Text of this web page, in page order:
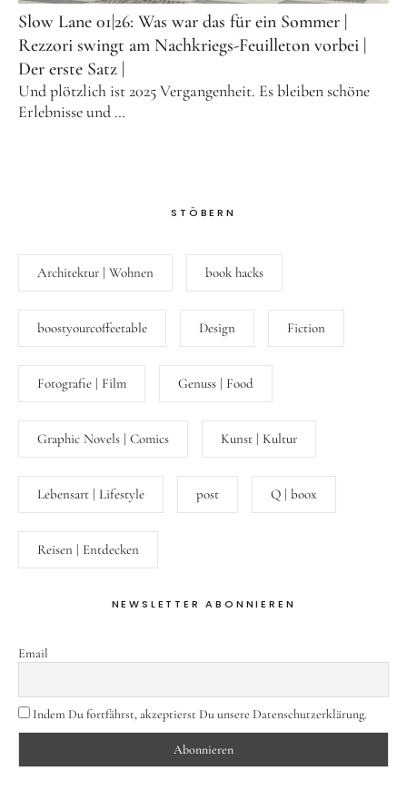
Slow Lane 01|26: Was war das für ein Sommer |
Rezzori swingt am Nachkriegs-Feuilleton vorbei |
Der erste Satz |
Und plötzlich ist 2025 Vergangenheit. Es bleiben schöne
Erlebnisse und …
STÖBERN
Architektur | Wohnen book hacks
boostyourcoffeetable Design Fiction
Fotografie | Film Genuss | Food
Graphic Novels | Comics Kunst | Kultur
Lebensart | Lifestyle post Q | boox
Reisen | Entdecken
NEWSLETTER ABONNIEREN
Email
Indem Du fortfährst, akzeptierst Du unsere Datenschutzerklärung.